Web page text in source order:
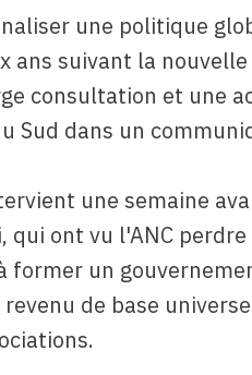
une politique
ans suivant la
consultation et une
Sud dans un
une semaine
ont vu l'ANC
former un
de base